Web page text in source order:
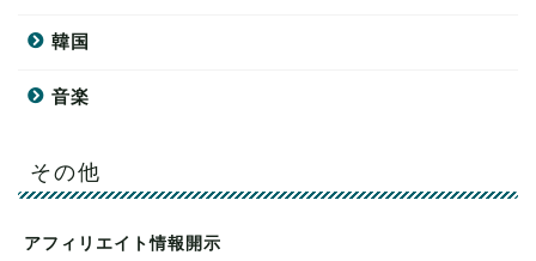
韓国
音楽
その他
アフィリエイト情報開示